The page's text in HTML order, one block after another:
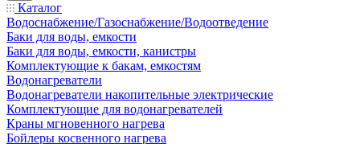
Каталог
Водоснабжение/Газоснабжение/Водоотведение
Баки для воды, емкости
Баки для воды, емкости, канистры
Комплектующие к бакам, емкостям
Водонагреватели
Водонагреватели накопительные электрические
Комплектующие для водонагревателей
Краны мгновенного нагрева
Бойлеры косвенного нагрева